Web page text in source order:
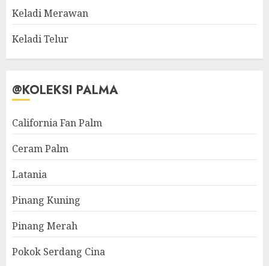
Keladi Merawan
Keladi Telur
@KOLEKSI PALMA
California Fan Palm
Ceram Palm
Latania
Pinang Kuning
Pinang Merah
Pokok Serdang Cina